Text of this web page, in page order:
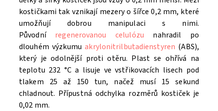
kostičkami tak vznikají mezery o šířce 0,2 mm, které
umožňují dobrou manipulaci s nimi.
Původní regenerovanou celulózu nahradil po
dlouhém výzkumuakrylonitrilbutadienstyren (ABS),
který je odolnější proti otěru. Plast se ohřívá na
teplotu 232 °C a lisuje ve vstřikovacích lisech pod
tlakem 25 až 150 tun, načež musí 15 sekund
chladnout. Přípustná odchylka rozměrů kostiček je
0,02 mm.